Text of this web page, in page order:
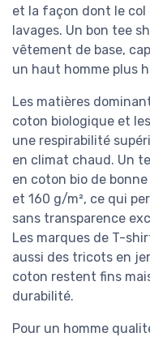
et la façon dont le col
lavages. Un bon tee
vêtement de base,
un haut homme plus
Les matières
coton biologique et
une respirabilité
en climat chaud. Un
en coton bio de
et 160 g/m², ce qui
sans transparence
Les marques de T-
aussi des tricots en
coton restent fins
durabilité.
Pour un homme